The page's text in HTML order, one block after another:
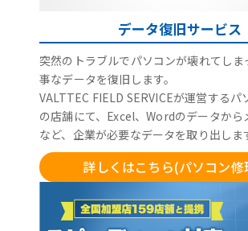
データ復旧サービス
突然のトラブルでパソコンが壊れてしま
事なデータを復旧します。
VALTTEC FIELD SERVICEが運営するパ
の店舗にて、Excel、Wordのデータから
など、企業が必要なデータを取り出しま
詳しくはこちら(パソコン修